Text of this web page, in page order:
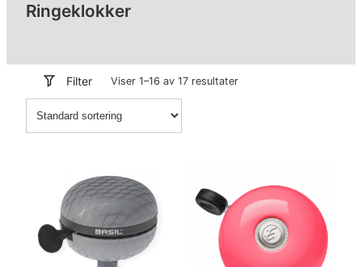
Ringeklokker
Filter Viser 1–16 av 17 resultater